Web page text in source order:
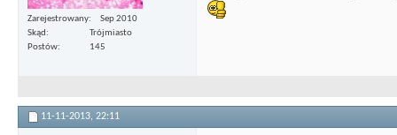
Zarejestrowany
Sep 2010
Skąd
Trójmiasto
Postów
145
11-11-2013, 22:11